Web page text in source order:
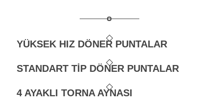
YÜKSEK HIZ DÖNER PUNTALAR
STANDART TİP DÖNER PUNTALAR
4 AYAKLI TORNA AYNASI